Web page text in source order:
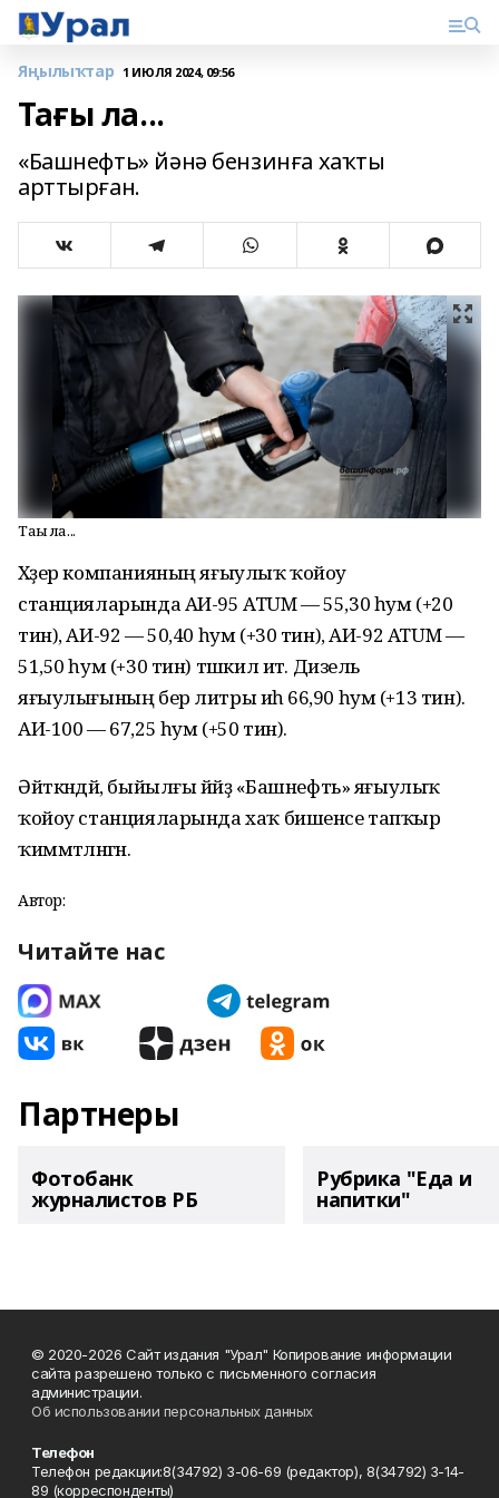
Яңылыҡтар 1 ИЮЛЯ 2024, 09:56
Тағы ла...
«Башнефть» йәнә бензинға хаҡты
арттырған.
Тағы ла...
Хәҙер компанияның яғыулыҡ ҡойоу
станцияларында АИ-95 ATUM — 55,30 һум (+20
тин), АИ-92 — 50,40 һум (+30 тин), АИ-92 ATUM —
51,50 һум (+30 тин) тәшкил итә. Дизель
яғыулығының бер литры иһә 66,90 һум (+13 тин).
АИ-100 — 67,25 һум (+50 тин).
Әйткәндәй, быйылғы йәйҙә «Башнефть» яғыулыҡ
ҡойоу станцияларында хаҡ бишенсе тапҡыр
ҡиммәтләнгән.
Автор:
Читайте нас
Партнеры
Фотобанк
журналистов РБ
Рубрика "Еда и
напитки"
© 2020-2026 Сайт издания "Урал" Копирование информации
сайта разрешено только с письменного согласия
администрации.
Об использовании персональных данных
Телефон
Телефон редакции:8(34792) 3-06-69 (редактор), 8(34792) 3-14-
89 (корреспонденты)